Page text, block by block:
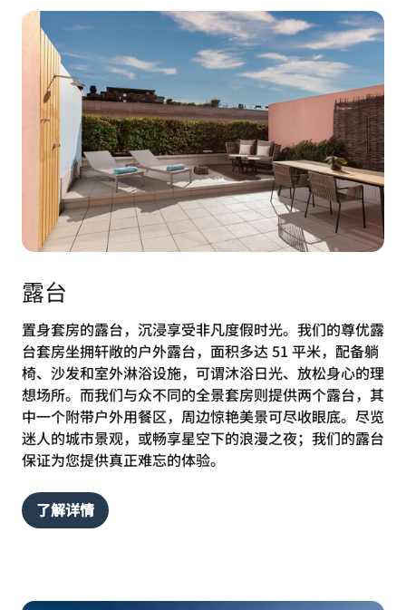
露台
置身套房的露台，沉浸享受非凡度假时光。我们的尊优露
台套房坐拥轩敞的户外露台，面积多达 51 平米，配备躺
椅、沙发和室外淋浴设施，可谓沐浴日光、放松身心的理
想场所。而我们与众不同的全景套房则提供两个露台，其
中一个附带户外用餐区，周边惊艳美景可尽收眼底。尽览
迷人的城市景观，或畅享星空下的浪漫之夜；我们的露台
保证为您提供真正难忘的体验。
了解详情